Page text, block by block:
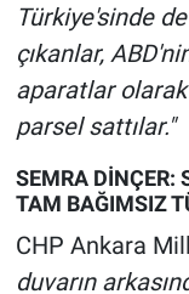
Türkiye'sinde
çıkanlar,
aparatlar
parsel sattılar."
SEMRA DİNÇER:
TAM BAĞIMSIZ
CHP Ankara
duvarın